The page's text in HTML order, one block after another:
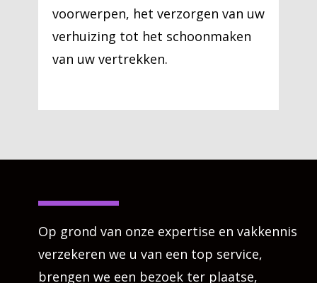
voorwerpen, het verzorgen van uw
verhuizing tot het schoonmaken
van uw vertrekken.
Op grond van onze expertise en vakkennis
verzekeren we u van een top service,
brengen we een bezoek ter plaatse,